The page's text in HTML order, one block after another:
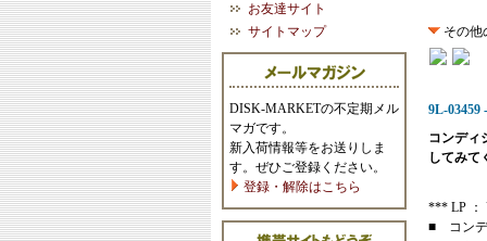
お友達サイト
サイトマップ
DISK-MARKETの不定期メル
マガです。
新入荷情報等をお送りしま
す。ぜひご登録ください。
登録・解除はこちら
その他
9L-03459
コンディ
してみて
*** LP ：
■ コン